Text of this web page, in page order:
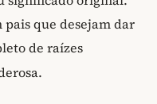
pais que desejam dar
de raízes